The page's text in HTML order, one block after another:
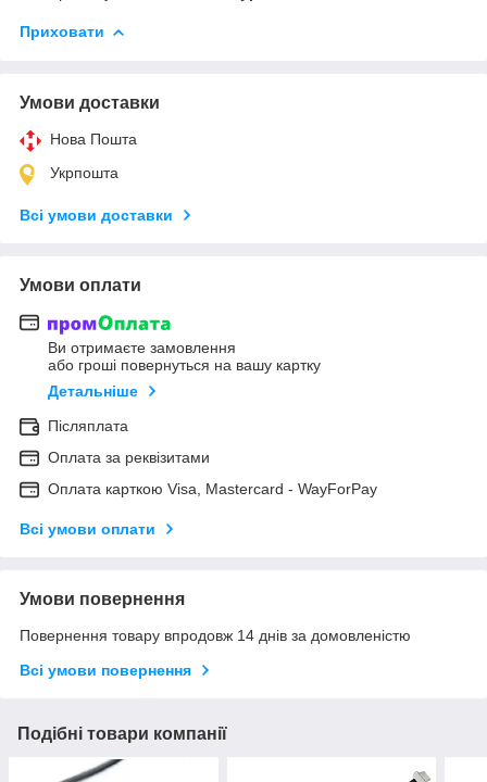
Приховати
Умови доставки
Нова Пошта
Укрпошта
Всі умови доставки
Умови оплати
Ви отримаєте замовлення
або гроші повернуться на вашу картку
Детальніше
Післяплата
Оплата за реквізитами
Оплата карткою Visa, Mastercard - WayForPay
Всі умови оплати
Умови повернення
Повернення товару впродовж 14 днів за домовленістю
Всі умови повернення
Подібні товари компанії